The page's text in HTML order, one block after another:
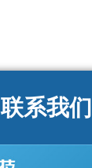
联系我们